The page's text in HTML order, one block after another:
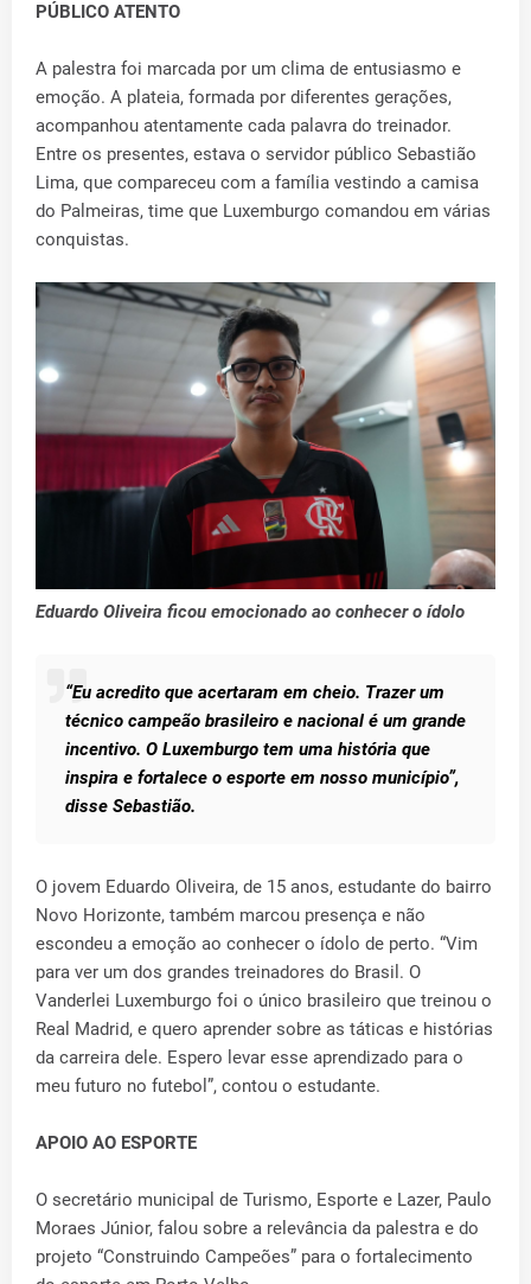
PÚBLICO ATENTO
A palestra foi marcada por um clima de entusiasmo e
emoção. A plateia, formada por diferentes gerações,
acompanhou atentamente cada palavra do treinador.
Entre os presentes, estava o servidor público Sebastião
Lima, que compareceu com a família vestindo a camisa
do Palmeiras, time que Luxemburgo comandou em várias
conquistas.
Eduardo Oliveira ficou emocionado ao conhecer o ídolo
“Eu acredito que acertaram em cheio. Trazer um
técnico campeão brasileiro e nacional é um grande
incentivo. O Luxemburgo tem uma história que
inspira e fortalece o esporte em nosso município”,
disse Sebastião.
O jovem Eduardo Oliveira, de 15 anos, estudante do bairro
Novo Horizonte, também marcou presença e não
escondeu a emoção ao conhecer o ídolo de perto. “Vim
para ver um dos grandes treinadores do Brasil. O
Vanderlei Luxemburgo foi o único brasileiro que treinou o
Real Madrid, e quero aprender sobre as táticas e histórias
da carreira dele. Espero levar esse aprendizado para o
meu futuro no futebol”, contou o estudante.
APOIO AO ESPORTE
O secretário municipal de Turismo, Esporte e Lazer, Paulo
Moraes Júnior, falou sobre a relevância da palestra e do
projeto “Construindo Campeões” para o fortalecimento